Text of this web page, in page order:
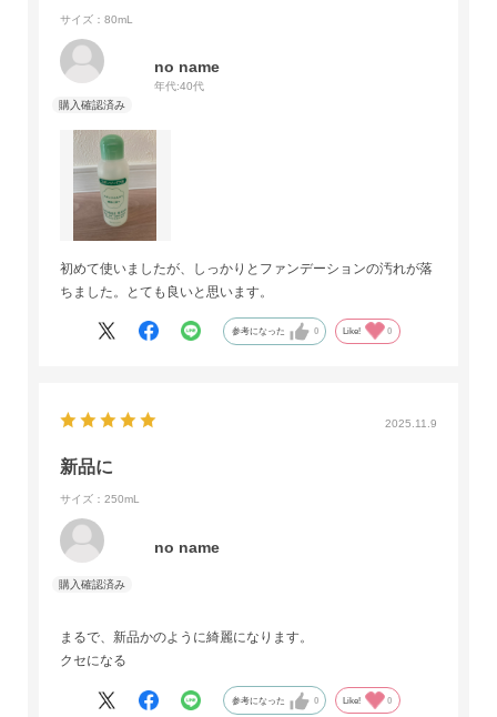
サイズ：80mL
no name
年代:40代
初めて使いましたが、しっかりとファンデーションの汚れが落
ちました。とても良いと思います。
参考になった 0 Like! 0
2025.11.9
新品に
サイズ：250mL
no name
まるで、新品かのように綺麗になります。
クセになる
参考になった 0 Like! 0